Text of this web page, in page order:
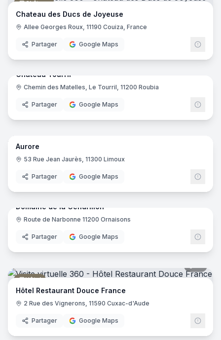
Château
Chateau des Ducs de Joyeuse
Allee Georges Roux, 11190 Couiza, France
Partager Google Maps
Vignoble
Chateau Tourril
Chemin des Matelles, Le Tourril, 11200 Roubia
Partager Google Maps
Opticien
8
Aurore
53 Rue Jean Jaurès, 11300 Limoux
Partager Google Maps
Vignoble
11
Domaine de la Cendrillon
Route de Narbonne 11200 Ornaisons
Partager Google Maps
Hôtel
Hôtel Restaurant Douce France
2 Rue des Vignerons, 11590 Cuxac-d'Aude
Partager Google Maps